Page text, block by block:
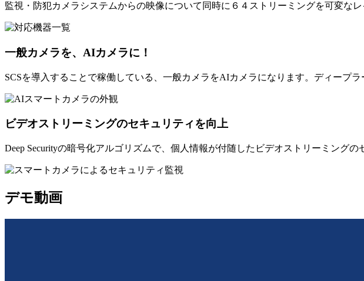
監視・防犯カメラシステムからの映像について同時に６４ストリーミングを可変な
一般カメラを、AIカメラに！
SCSを導入することで稼働している、一般カメラをAIカメラになります。ディープ
ビデオストリーミングのセキュリティを向上
Deep Securityの暗号化アルゴリズムで、個人情報が付随したビデオストリーミング
デモ動画